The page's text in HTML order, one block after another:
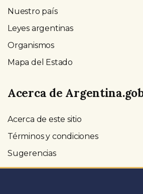
Nuestro país
Leyes argentinas
Organismos
Mapa del Estado
Acerca de
Acerca de este sitio
Términos y condiciones
Sugerencias